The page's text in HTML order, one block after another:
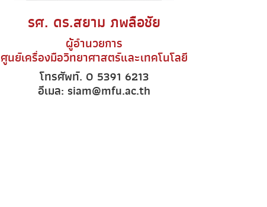
รศ. ดร.สยาม ภพลือชัย
ผู้อำนวยการ
ศูนย์เครื่องมือวิทยาศาสตร์และเทคโนโลยี
โทรศัพท์. 0 5391 6213
อีเมล: siam@mfu.ac.th